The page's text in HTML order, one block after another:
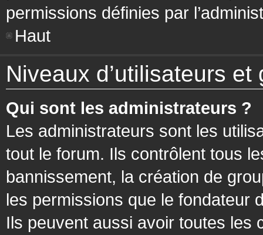
permissions définies par
Haut
Niveaux d’utilisateurs et
Qui sont les administrateurs ?
Les administrateurs sont les
tout le forum. Ils contrôlent tous
bannissement, la création de
les permissions que le fondateur
Ils peuvent aussi avoir toutes les